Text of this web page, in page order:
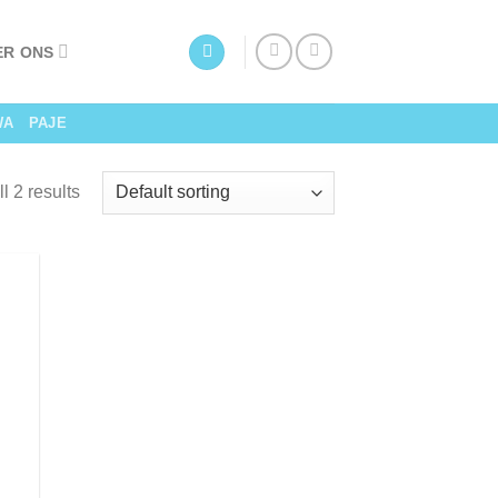
ONS
PAJE
2 results